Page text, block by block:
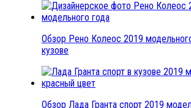
Обзор Рено Колеос 2019
кузове
Обзор Лада Гранта спорт 2019